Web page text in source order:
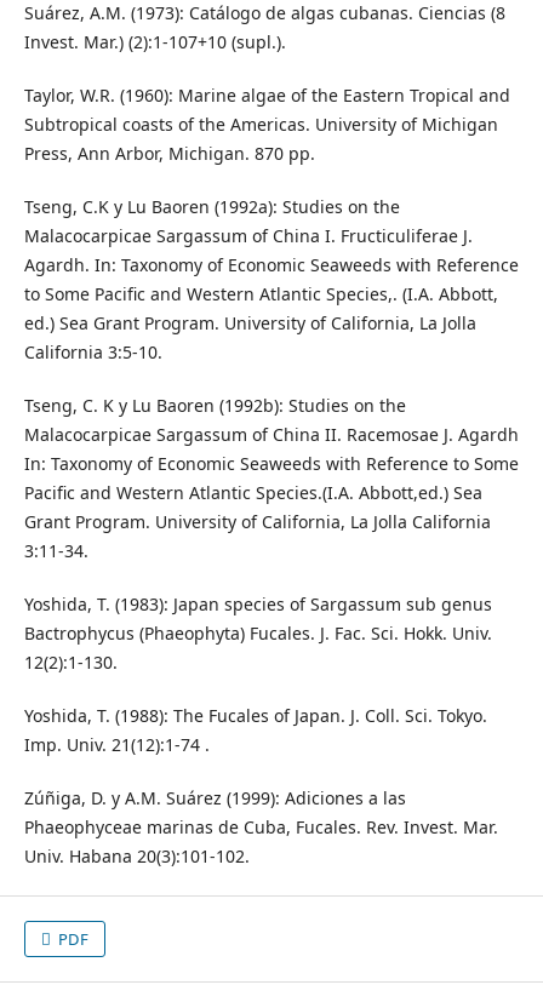
Suárez, A.M. (1973): Catálogo de algas cubanas. Ciencias (8
Invest. Mar.) (2):1-107+10 (supl.).
Taylor, W.R. (1960): Marine algae of the Eastern Tropical and
Subtropical coasts of the Americas. University of Michigan
Press, Ann Arbor, Michigan. 870 pp.
Tseng, C.K y Lu Baoren (1992a): Studies on the
Malacocarpicae Sargassum of China I. Fructiculiferae J.
Agardh. In: Taxonomy of Economic Seaweeds with Reference
to Some Pacific and Western Atlantic Species,. (I.A. Abbott,
ed.) Sea Grant Program. University of California, La Jolla
California 3:5-10.
Tseng, C. K y Lu Baoren (1992b): Studies on the
Malacocarpicae Sargassum of China II. Racemosae J. Agardh
In: Taxonomy of Economic Seaweeds with Reference to Some
Pacific and Western Atlantic Species.(I.A. Abbott,ed.) Sea
Grant Program. University of California, La Jolla California
3:11-34.
Yoshida, T. (1983): Japan species of Sargassum sub genus
Bactrophycus (Phaeophyta) Fucales. J. Fac. Sci. Hokk. Univ.
12(2):1-130.
Yoshida, T. (1988): The Fucales of Japan. J. Coll. Sci. Tokyo.
Imp. Univ. 21(12):1-74 .
Zúñiga, D. y A.M. Suárez (1999): Adiciones a las
Phaeophyceae marinas de Cuba, Fucales. Rev. Invest. Mar.
Univ. Habana 20(3):101-102.
PDF